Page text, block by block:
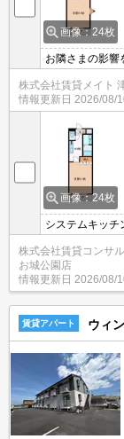
画像：24枚
お隣さまの影響
のエアコン♪エ
◎
株式会社賃貸メイト
情報更新日 2026/08/
画像：24枚
システムキッチ
ームをよくやる
ット無料物件
株式会社賃貸コンサ
お城公園店
情報更新日 2026/08/
賃貸アパート ウィ